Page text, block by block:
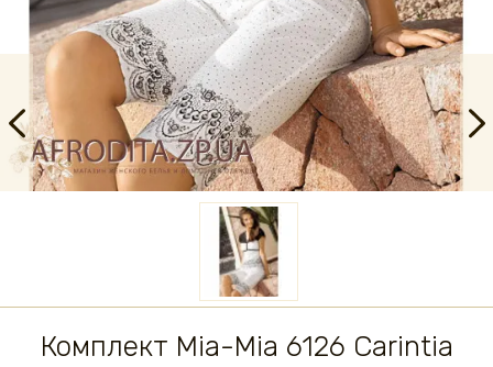
Комплект Mia-Mia 6126 Carintia